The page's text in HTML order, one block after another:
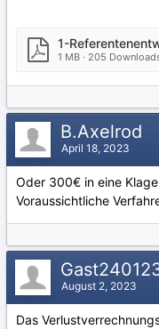
1-
1 MB · 205
B.Axelrod
April 18, 2023
Oder 300€ in eine
Voraussichtliche
August 2, 2023
Das